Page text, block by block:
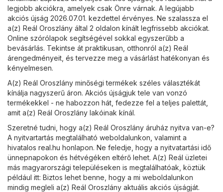
legjobb akciókra, amelyek csak Önre várnak. A legújabb
akciós újság 2026.07.01. kezdettel érvényes. Ne szalassza el
a(z) Reál Oroszlány által 2 oldalon kínált legfrissebb akciókat.
Online szórólapok segítségével sokkal egyszerűbb a
bevásárlás. Tekintse át praktikusan, otthonról a(z) Reál
árengedményeit, és tervezze meg a vásárlást hatékonyan és
kényelmesen.
A(z) Reál Oroszlány minőségi termékek széles választékát
kínálja nagyszerű áron. Akciós újságjuk tele van vonzó
termékekkel - ne habozzon hát, fedezze fel a teljes palettát,
amit a(z) Reál Oroszlány lakóinak kínál.
Szeretné tudni, hogy a(z) Reál Oroszlány áruház nyitva van-e?
A nyitvartartás megtalálható weboldalunkon, valamint a
hivatalos real.hu honlapon. Ne feledje, hogy a nyitvatartási idő
ünnepnapokon és hétvégéken eltérő lehet. A(z) Reál üzletei
más magyarországi településeken is megtalálhatóak, köztük
például itt: Biztos lehet benne, hogy a mi weboldalunkon
mindig megleli a(z) Reál Oroszlány aktuális akciós újságját.